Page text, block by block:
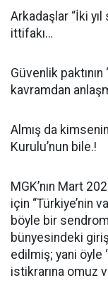
Arkadaşlar “İki
ittifakı…
Güvenlik
kavramdan
Almış da
Kurulu’nun bile.!
MGK’nın Mart
için “Türkiye’nin
böyle bir
bünyesindeki
edilmiş; yani öyle
istikrarına omuz